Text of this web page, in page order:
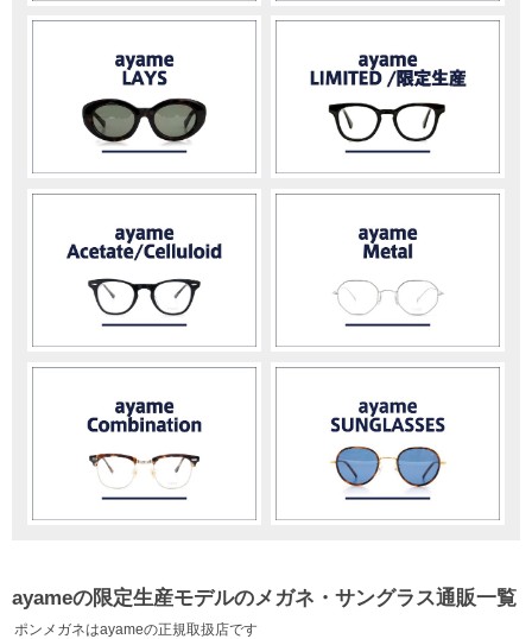
ayameの限定生産モデルのメガネ・サングラス通販一覧
ポンメガネはayameの正規取扱店です